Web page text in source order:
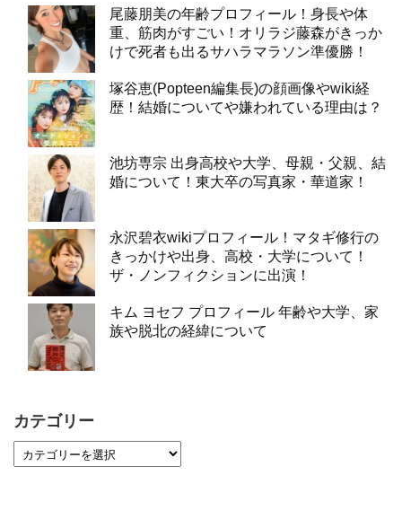
尾藤朋美の年齢プロフィール！身長や体
重、筋肉がすごい！オリラジ藤森がきっか
けで死者も出るサハラマラソン準優勝！
塚谷恵(Popteen編集長)の顔画像やwiki経
歴！結婚についてや嫌われている理由は？
池坊専宗 出身高校や大学、母親・父親、結
婚について！東大卒の写真家・華道家！
永沢碧衣wikiプロフィール！マタギ修行の
きっかけや出身、高校・大学について！
ザ・ノンフィクションに出演！
キム ヨセフ プロフィール 年齢や大学、家
族や脱北の経緯について
カテゴリー